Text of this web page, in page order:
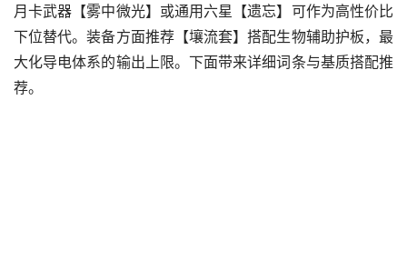
月卡武器【雾中微光】或通用六星【遗忘】可作为高性价比
下位替代。装备方面推荐【壤流套】搭配生物辅助护板，最
大化导电体系的输出上限。下面带来详细词条与基质搭配推
荐。